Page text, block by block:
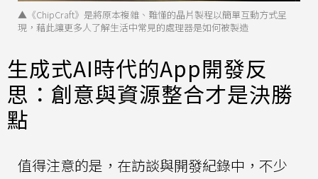
▲《ChipCraft》是將原本複雜、難懂的晶片製程以簡單互動方式呈
現，藉此讓更多人了解生活中常見的處理器是如何被製造
生成式AI時代的App開發反
思：創意與資源整合才是決勝
點
值得注意的是，在訪談與開發紀錄中，不少